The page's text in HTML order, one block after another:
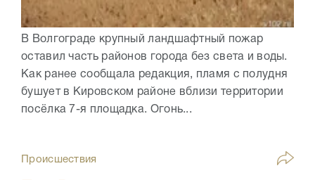
В Волгограде крупный ландшафтный пожар
оставил часть районов города без света и воды.
Как ранее сообщала редакция, пламя с полудня
бушует в Кировском районе вблизи территории
посёлка 7-я площадка. Огонь...
Происшествия